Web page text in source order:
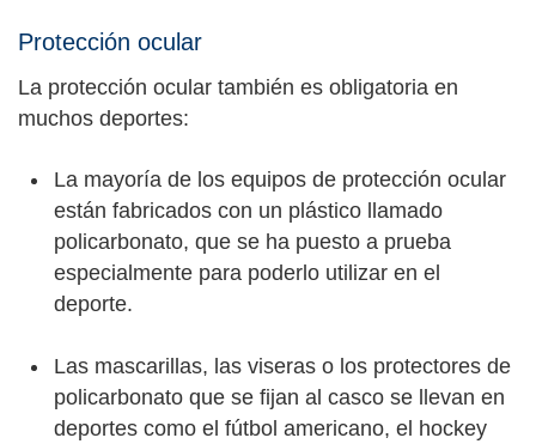
Protección ocular
La protección ocular también es obligatoria en
muchos deportes:
La mayoría de los equipos de protección ocular
están fabricados con un plástico llamado
policarbonato, que se ha puesto a prueba
especialmente para poderlo utilizar en el
deporte.
Las mascarillas, las viseras o los protectores de
policarbonato que se fijan al casco se llevan en
deportes como el fútbol americano, el hockey